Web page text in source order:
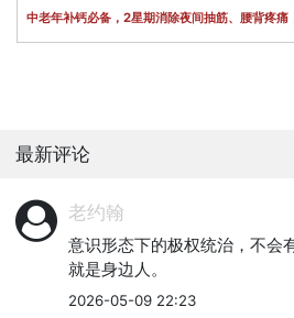
中老年补钙必备，2星期消除夜间抽筋、腰背疼痛
最新评论
老约翰
意识形态下的极权统治，不会
就是身边人。
2026-05-09 22:23